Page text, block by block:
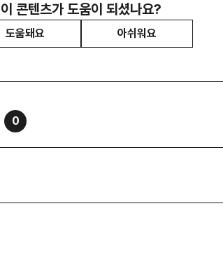
이 콘텐츠가 도움이 되셨나요?
도움돼요 아쉬워요
0